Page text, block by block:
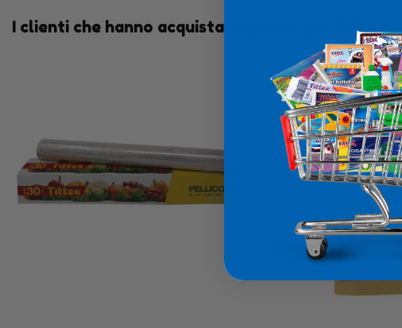
I clienti che hanno acquistato questo prodotto